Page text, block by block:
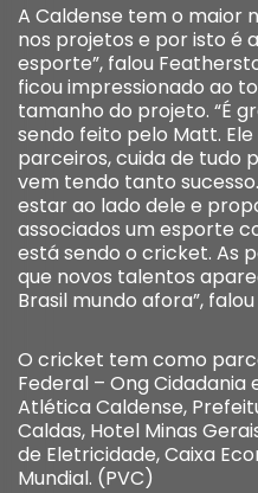
A Caldense tem o maior
nos projetos e por isto é
esporte”, falou
ficou impressionado ao
tamanho do projeto. “É
sendo feito pelo Matt.
parceiros, cuida de tudo
vem tendo tanto
estar ao lado dele e
associados um esporte
está sendo o cricket. As
que novos talentos
Brasil mundo afora”, falou
O cricket tem como
Federal – Ong Cidadania
Atlética Caldense,
Caldas, Hotel Minas
de Eletricidade, Caixa
Mundial. (PVC)